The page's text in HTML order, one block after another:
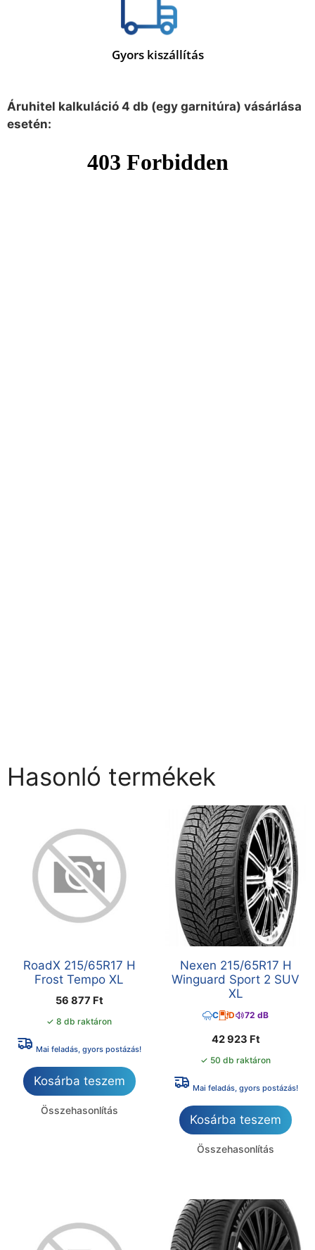
Gyors kiszállítás
Áruhitel kalkuláció 4 db (egy garnitúra) vásárlása
esetén:
Hasonló termékek
RoadX 215/65R17 H
Frost Tempo XL
56 877 Ft
✓ 8 db raktáron
Mai feladás, gyors postázás!
Kosárba teszem
Összehasonlítás
Nexen 215/65R17 H
Winguard Sport 2 SUV
XL
C D 72 dB
42 923 Ft
✓ 50 db raktáron
Mai feladás, gyors postázás!
Kosárba teszem
Összehasonlítás